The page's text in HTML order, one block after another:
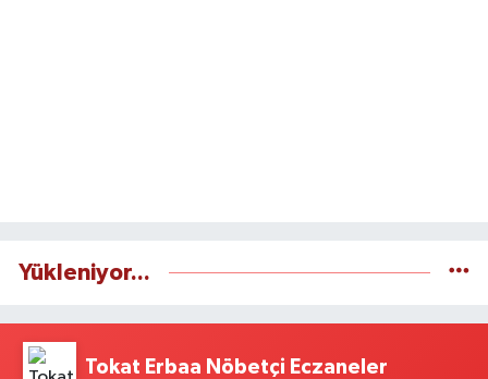
Yükleniyor...
Tokat Erbaa Nöbetçi Eczaneler